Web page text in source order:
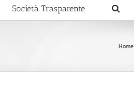
Società Trasparente
Home